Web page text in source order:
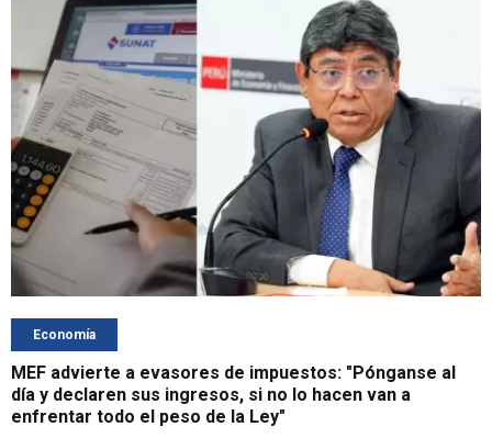
Economía
MEF advierte a evasores de impuestos: "Pónganse al
día y declaren sus ingresos, si no lo hacen van a
enfrentar todo el peso de la Ley"